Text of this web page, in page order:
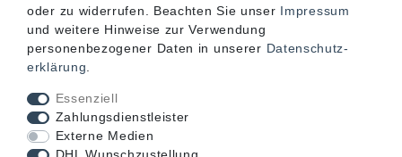
oder zu widerrufen. Beachten Sie unser Impressum
und weitere Hinweise zur Verwendung
personenbezogener Daten in unserer Daten­schutz­
erklärung
Essenziell
Zahlungsdienstleister
Externe Medien